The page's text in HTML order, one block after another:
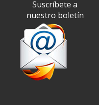
Suscríbete a
nuestro boletín